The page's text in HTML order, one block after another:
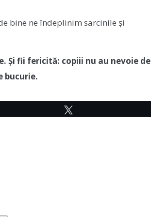
bine ne îndeplinim sarcinile și
Și fii fericită: copiii nu au nevoie
bucurie.